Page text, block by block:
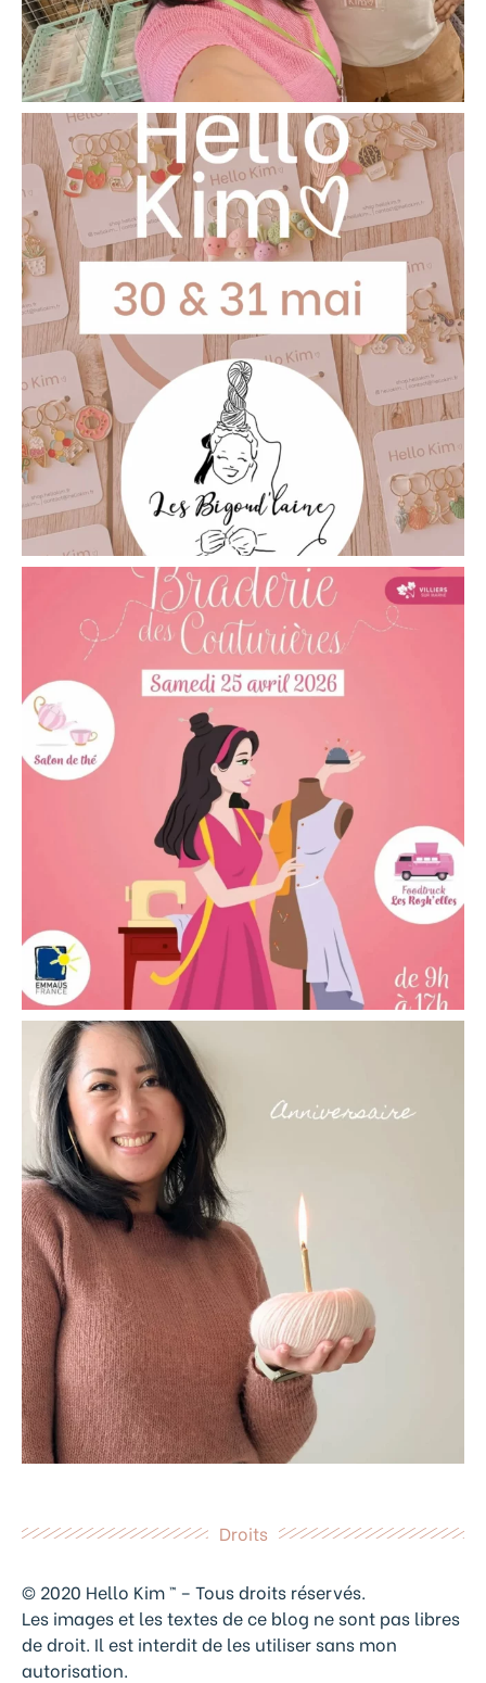
Droits
© 2020 Hello Kim ™ – Tous droits réservés.
Les images et les textes de ce blog ne sont pas libres
de droit. Il est interdit de les utiliser sans mon
autorisation.